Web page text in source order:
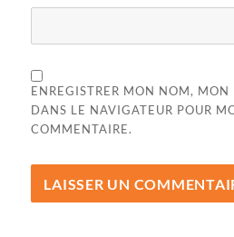
ENREGISTRER MON NOM,
DANS LE NAVIGATEUR POUR
COMMENTAIRE.